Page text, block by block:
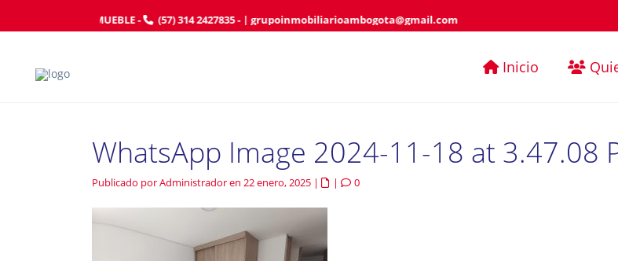
AFILIE SU INMUEBLE- (57) 314 2427835- | grupoinmobiliarioambogota@gmail.com
Inicio
WhatsApp Image 2024-11-18 at 3.47.08
Publicado por Administrador en 22 enero, 2025 | | 0